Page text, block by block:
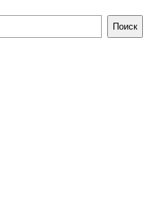
Поиск